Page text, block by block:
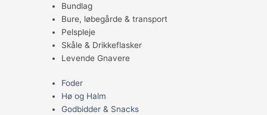
Bundlag
Bure, løbegårde & transport
Pelspleje
Skåle & Drikkeflasker
Levende Gnavere
Foder
Hø og Halm
Godbidder & Snacks